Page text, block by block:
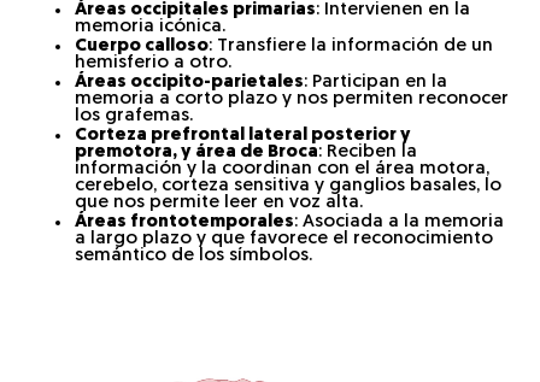
Áreas occipitales primarias: Intervienen en la
memoria icónica.
Cuerpo calloso: Transfiere la información de un
hemisferio a otro.
Áreas occipito-parietales: Participan en la
memoria a corto plazo y nos permiten reconocer
los grafemas.
Corteza prefrontal lateral posterior y
premotora, y área de Broca: Reciben la
información y la coordinan con el área motora,
cerebelo, corteza sensitiva y ganglios basales, lo
que nos permite leer en voz alta.
Áreas frontotemporales: Asociada a la memoria
a largo plazo y que favorece el reconocimiento
semántico de los símbolos.